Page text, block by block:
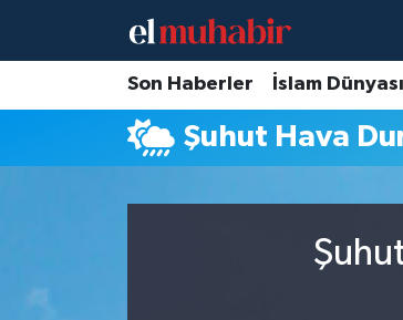
Son Haberler İslam Dünyası
Şuhut Hava
Hava Durumu
Trafik Durumu